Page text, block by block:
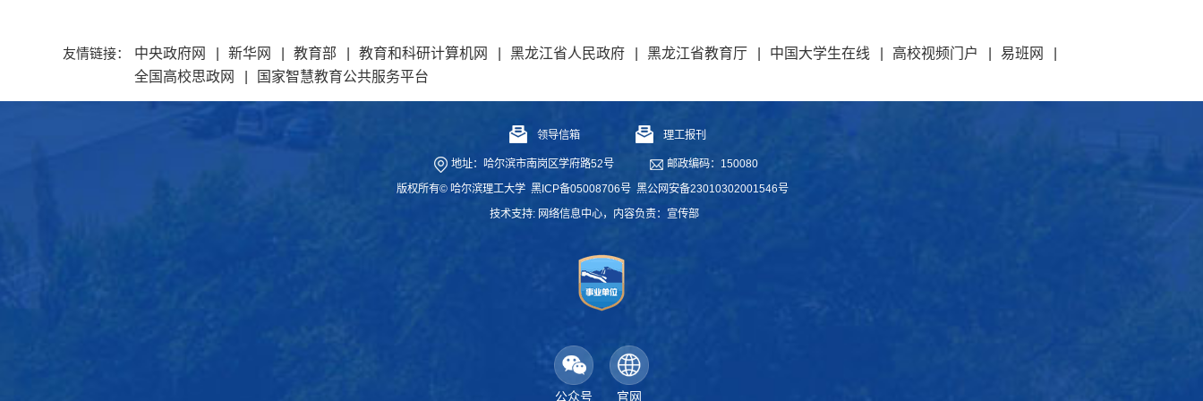
友情链接： 中央政府网 新华网 教育部 教育和科研计算机网 黑龙江省人民政府 黑龙江省教育厅 中国大学生在线 高校视频门户 易班网
全国高校思政网
国家智慧教育公共服务平台
领导信箱 理工报刊
地址：哈尔滨市南岗区学府路52号
邮政编码：150080
版权所有© 哈尔滨理工大学 黑ICP备05008706号 黑公网安备23010302001546号
技术支持: 网络信息中心，内容负责：宣传部
公众号 官网